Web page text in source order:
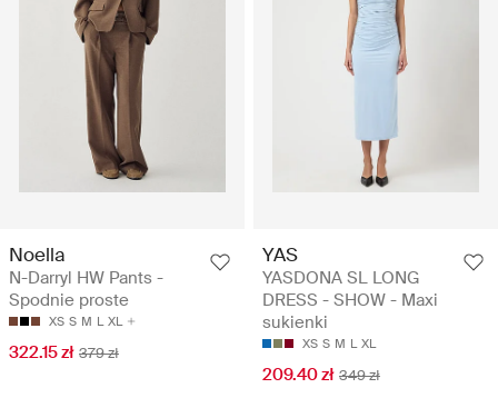
Noella
N-Darryl HW Pants -
Spodnie proste
XS S M L XL
322.15 zł 379 zł
YAS
YASDONA SL LONG
DRESS - SHOW - Maxi
sukienki
XS S M L XL
209.40 zł 349 zł